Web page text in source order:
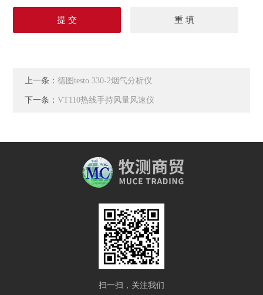
上一条：德图testo 330-2烟气分析仪
下一条：VT110热线手持风量风速仪
扫一扫，关注我们